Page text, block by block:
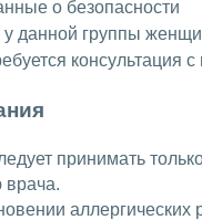
о безопасности
у данной группы
консультация с
принимать
врача.
аллергических